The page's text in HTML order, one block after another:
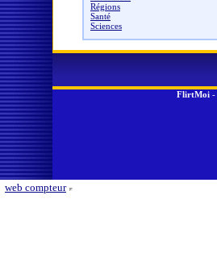
Régions
Santé
Sciences
FlirtMoi -
web compteur